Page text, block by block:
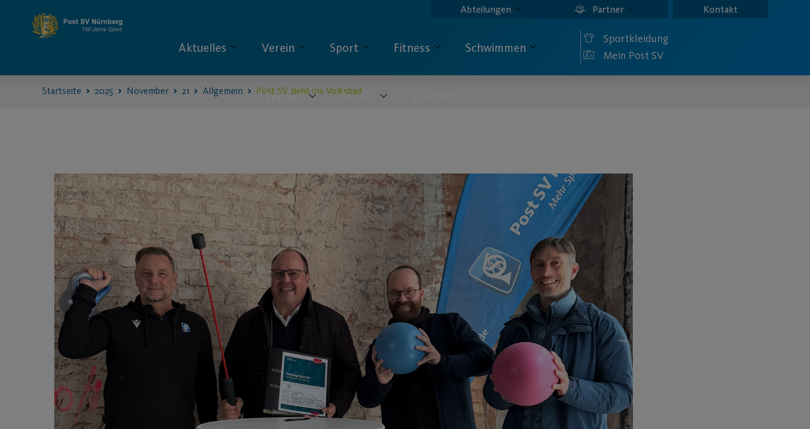
Abteilungen Partner Kontakt
Aktuelles Verein Sport Fitness Schwimmen
Specials Service
Sportkleidung
Mein Post SV
Startseite 2025 November 21 Allgemein Post SV zieht ins Volksbad